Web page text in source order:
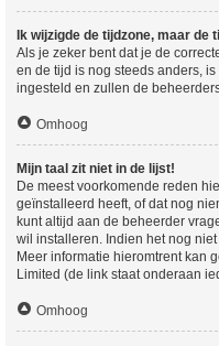
Ik wijzigde de tijdzone, maar
Als je zeker bent dat je de
en de tijd is nog steeds anders,
ingesteld en zullen de
Omhoog
Mijn taal zit niet in de lijst!
De meest voorkomende reden
geïnstalleerd heeft, of dat nog
kunt altijd aan de beheerder
wil installeren. Indien het nog
Meer informatie hieromtrent kan
Limited (de link staat onderaan
Omhoog